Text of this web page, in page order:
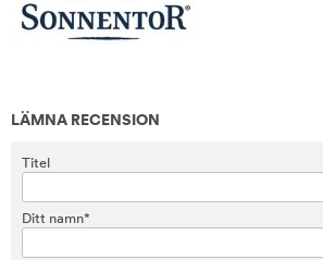
LÄMNA RECENSION
Titel
Ditt namn*